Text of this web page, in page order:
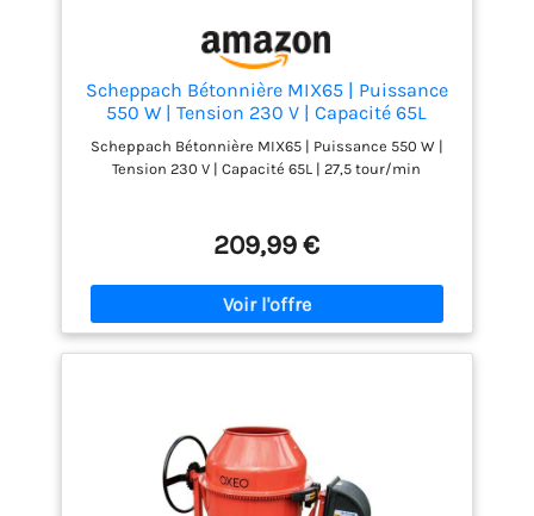
Scheppach Bétonnière MIX65 | Puissance
550 W | Tension 230 V | Capacité 65L
Scheppach Bétonnière MIX65 | Puissance 550 W |
Tension 230 V | Capacité 65L | 27,5 tour/min
209,99 €